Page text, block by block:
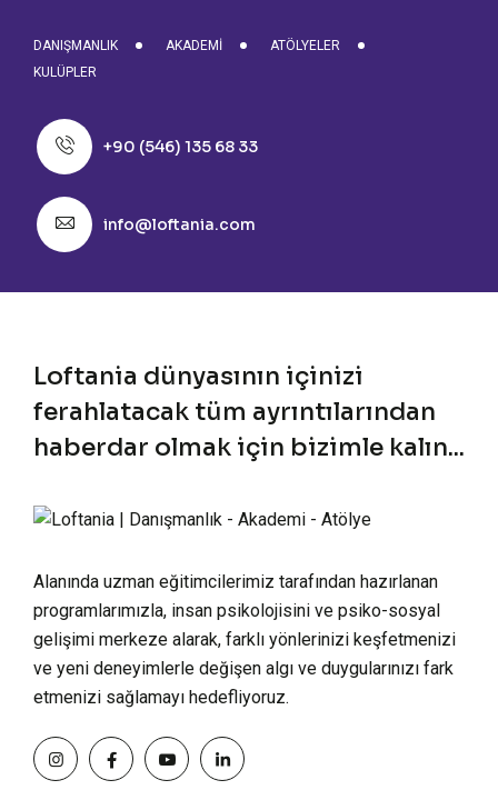
DANIŞMANLIK AKADEMI
ATÖLYELER
KULÜPLER
+90 (546) 135 68 33
info@loftania.com
Loftania dünyasının içinizi
ferahlatacak tüm ayrıntılarından
haberdar olmak için bizimle kalın...
Alanında uzman eğitimcilerimiz tarafından hazırlanan
programlarımızla, insan psikolojisini ve psiko-sosyal
gelişimi merkeze alarak, farklı yönlerinizi keşfetmenizi
ve yeni deneyimlerle değişen algı ve duygularınızı fark
etmenizi sağlamayı hedefliyoruz.